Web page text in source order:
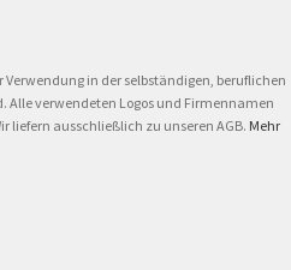
Verwendung in der selbständigen, beruflichen
Alle verwendeten Logos und Firmennamen
liefern ausschließlich zu unseren AGB. Mehr